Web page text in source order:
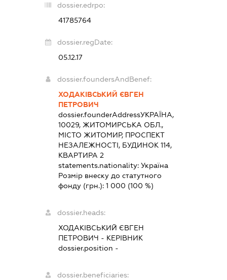
dossier.edrpo:
41785764
dossier.regDate:
05.12.17
dossier.foundersAndBenef:
ХОДАКІВСЬКИЙ ЄВГЕН
ПЕТРОВИЧ
dossier.founderAddressУКРАЇНА,
10029, ЖИТОМИРСЬКА ОБЛ.,
МІСТО ЖИТОМИР, ПРОСПЕКТ
НЕЗАЛЕЖНОСТІ, БУДИНОК 114,
КВАРТИРА 2
statements.nationality: Україна
Розмір внеску до статутного
фонду (грн.): 1 000 (100 %)
dossier.heads:
ХОДАКІВСЬКИЙ ЄВГЕН
ПЕТРОВИЧ - КЕРІВНИК
dossier.position -
dossier.beneficiaries: